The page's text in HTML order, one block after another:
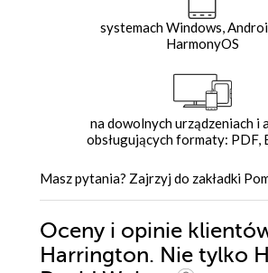
systemach Windows,
HarmonyOS
na dowolnych urządzeniach i
obsługujących formaty: PDF,
Masz pytania? Zajrzyj do zakładki
Oceny i opinie
Harrington. Nie tylko